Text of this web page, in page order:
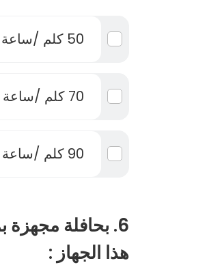
50 كلم /ساعة
70 كلم /ساعة
90 كلم /ساعة
6. بحافلة
هذا الجهاز :